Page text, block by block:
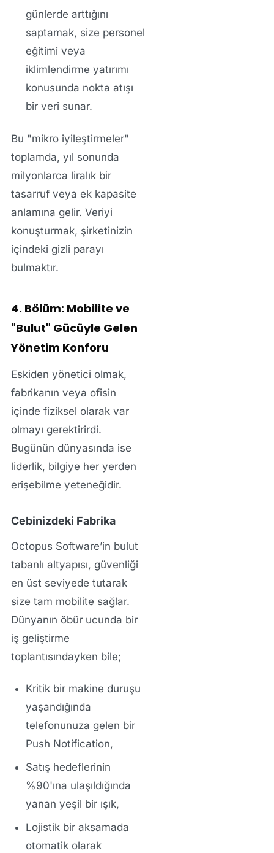
günlerde arttığını
saptamak, size personel
eğitimi veya
iklimlendirme yatırımı
konusunda nokta atışı
bir veri sunar.
Bu "mikro iyileştirmeler"
toplamda, yıl sonunda
milyonlarca liralık bir
tasarruf veya ek kapasite
anlamına gelir. Veriyi
konuşturmak, şirketinizin
içindeki gizli parayı
bulmaktır.
4. Bölüm: Mobilite ve
"Bulut" Gücüyle Gelen
Yönetim Konforu
Eskiden yönetici olmak,
fabrikanın veya ofisin
içinde fiziksel olarak var
olmayı gerektirirdi.
Bugünün dünyasında ise
liderlik, bilgiye her yerden
erişebilme yeteneğidir.
Cebinizdeki Fabrika
Octopus Software’in bulut
tabanlı altyapısı, güvenliği
en üst seviyede tutarak
size tam mobilite sağlar.
Dünyanın öbür ucunda bir
iş geliştirme
toplantısındayken bile;
Kritik bir makine duruşu
yaşandığında
telefonunuza gelen bir
Push Notification,
Satış hedeflerinin
%90'ına ulaşıldığında
yanan yeşil bir ışık,
Lojistik bir aksamada
otomatik olarak